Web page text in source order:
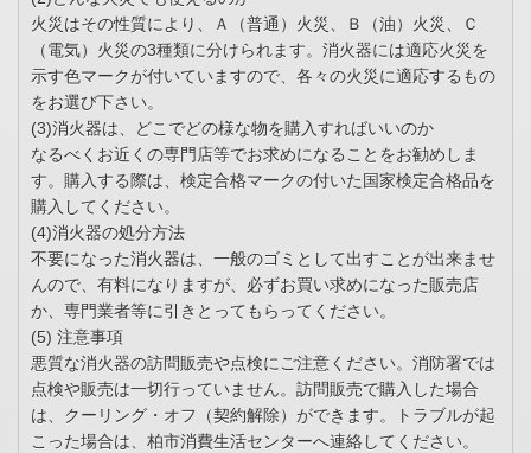
火災はその性質により、Ａ（普通）火災、Ｂ（油）火災、Ｃ
（電気）火災の3種類に分けられます。消火器には適応火災を
示す色マークが付いていますので、各々の火災に適応するもの
をお選び下さい。
(3)消火器は、どこでどの様な物を購入すればいいのか
なるべくお近くの専門店等でお求めになることをお勧めしま
す。購入する際は、検定合格マークの付いた国家検定合格品を
購入してください。
(4)消火器の処分方法
不要になった消火器は、一般のゴミとして出すことが出来ませ
んので、有料になりますが、必ずお買い求めになった販売店
か、専門業者等に引きとってもらってください。
(5) 注意事項
悪質な消火器の訪問販売や点検にご注意ください。消防署では
点検や販売は一切行っていません。訪問販売で購入した場合
は、クーリング・オフ（契約解除）ができます。トラブルが起
こった場合は、柏市消費生活センターへ連絡してください。